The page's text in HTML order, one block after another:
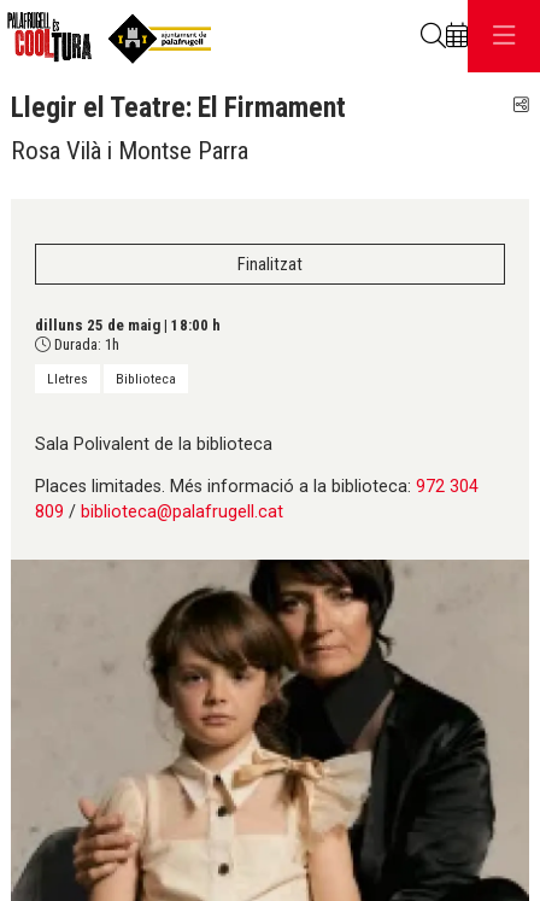
Llegir el Teatre: El Firmament
Rosa Vilà i Montse Parra
Finalitzat
dilluns 25 de maig | 18:00 h
Durada: 1h
Lletres Biblioteca
Sala Polivalent de la biblioteca
Places limitades. Més informació a la biblioteca: 972 304
809 / biblioteca@palafrugell.cat